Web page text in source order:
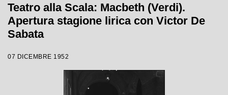
Teatro alla Scala: Macbeth (Verdi).
Apertura stagione lirica con Victor De
Sabata
07 DICEMBRE 1952